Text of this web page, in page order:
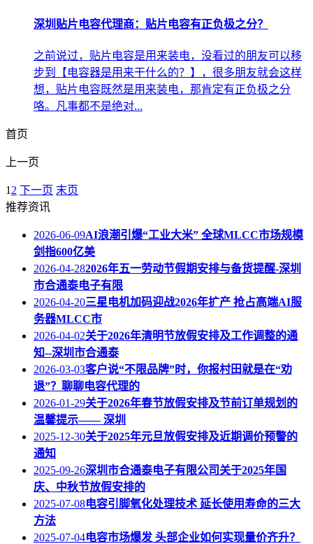
深圳贴片电容代理商：贴片电容有正负极之分？
之前说过，贴片电容是用来装电，没看过的朋友可以移
步到【电容器是用来干什么的？】，很多朋友就会这样
想，贴片电容既然是用来装电，那肯定有正负极之分
咯。凡事都不是绝对...
首页
上一页
1 2 下一页 末页
推荐资讯
2026-06-09AI浪潮引爆“工业大米” 全球MLCC市场规模
剑指600亿美
2026-04-282026年五一劳动节假期安排与备货提醒-深圳
市合通泰电子有限
2026-04-20三星电机加码迎战2026年扩产 抢占高端AI服
务器MLCC市
2026-04-02关于2026年清明节放假安排及工作调整的通
知--深圳市合通泰
2026-03-03客户说“不限品牌”时，你报村田就是在“劝
退”？聊聊电容代理的
2026-01-29关于2026年春节放假安排及节前订单规划的
温馨提示—— 深圳
2025-12-30关于2025年元旦放假安排及近期调价预警的
通知
2025-09-26深圳市合通泰电子有限公司关于2025年国
庆、中秋节放假安排的
2025-07-08电容引脚氧化处理技术 延长使用寿命的三大
方法
2025-07-04电容市场爆发 头部企业如何实现量价齐升？